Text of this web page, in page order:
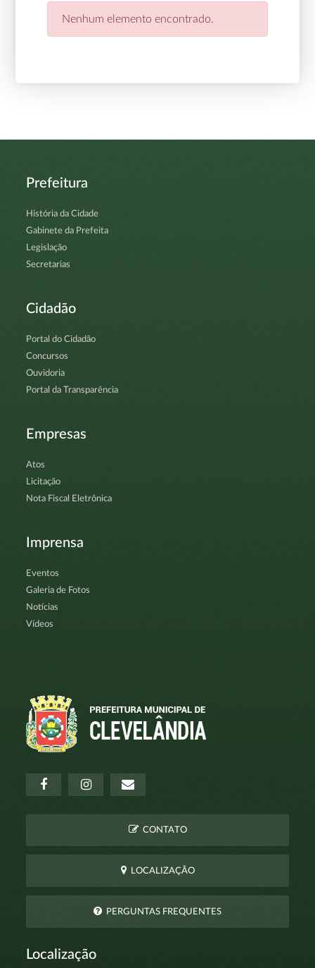
Nenhum elemento encontrado.
Prefeitura
História da Cidade
Gabinete da Prefeita
Legislação
Secretarias
Cidadão
Portal do Cidadão
Concursos
Ouvidoria
Portal da Transparência
Empresas
Atos
Licitação
Nota Fiscal Eletrônica
Imprensa
Eventos
Galeria de Fotos
Notícias
Vídeos
CONTATO
LOCALIZAÇÃO
PERGUNTAS FREQUENTES
Localização